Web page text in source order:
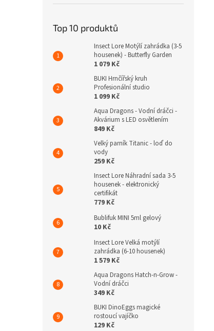
Top 10 produktů
Insect Lore Motýlí zahrádka (3-5
housenek) - Butterfly Garden
1 079 Kč
BUKI Hrnčířský kruh
Profesionální studio
1 099 Kč
Aqua Dragons - Vodní dráčci -
Akvárium s LED osvětlením
849 Kč
Velký parník Titanic - loď do
vody
259 Kč
Insect Lore Náhradní sada 3-5
housenek - elektronický
certifikát
779 Kč
Bublifuk MINI 5ml gelový
10 Kč
Insect Lore Velká motýlí
zahrádka (6-10 housenek)
1 579 Kč
Aqua Dragons Hatch-n-Grow -
Vodní dráčci
349 Kč
BUKI DinoEggs magické
rostoucí vajíčko
129 Kč